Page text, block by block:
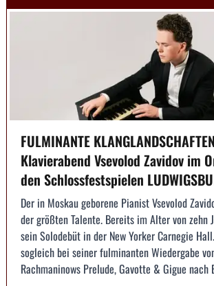
FULMINANTE
Klavierabend Vsevolod Zavidov im
den Schlossfestspielen
Der in Moskau geborene Pianist Vsevolod
der größten Talente. Bereits im Alter von zehn
sein Solodebüt in der New Yorker Carnegie
sogleich bei seiner fulminanten Wiedergabe
Rachmaninows Prelude, Gavotte & Gigue nach